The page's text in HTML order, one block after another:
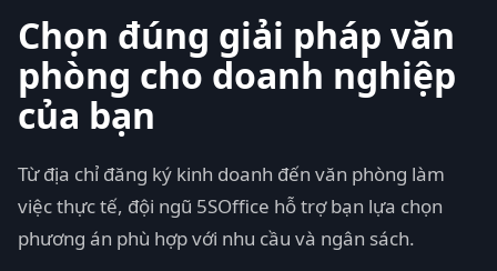
Chọn đúng giải pháp văn
phòng cho doanh nghiệp
của bạn
Từ địa chỉ đăng ký kinh doanh đến văn phòng làm
việc thực tế, đội ngũ 5SOffice hỗ trợ bạn lựa chọn
phương án phù hợp với nhu cầu và ngân sách.